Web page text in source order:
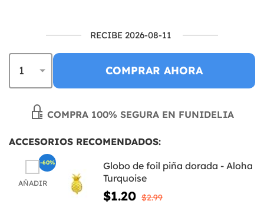
RECIBE 2026-08-11
COMPRAR AHORA
COMPRA 100% SEGURA EN FUNIDELIA
ACCESORIOS RECOMENDADOS:
AÑADIR
Globo de foil piña dorada - Aloha
Turquoise
$1.20 $2.99
-60%